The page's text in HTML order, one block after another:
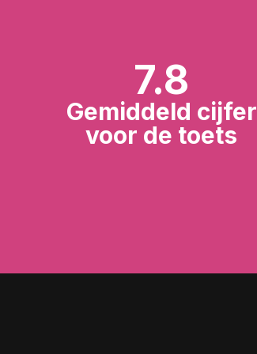
7.8
Gemiddeld cijfer
voor de toets